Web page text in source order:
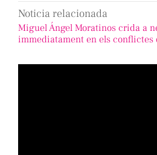
Noticia relacionada
Miguel Ángel Moratinos crida a
immediatament en els conflictes